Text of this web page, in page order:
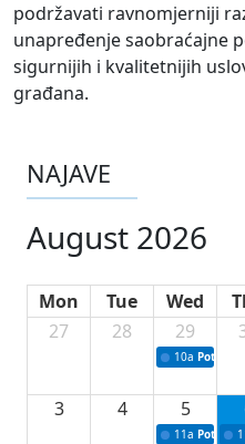
podržavati ravnomjerniji
unapređenje saobraćajne
sigurnijih i kvalitetnijih
građana.
NAJAVE
August 2026
Mon Tue Wed
27
28 29
10a
3 4 5
11a